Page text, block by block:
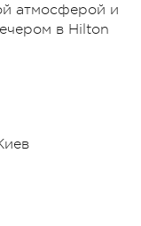
атмосферой и
в Hilton